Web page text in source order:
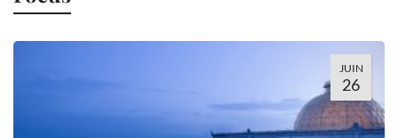
JUIN
26